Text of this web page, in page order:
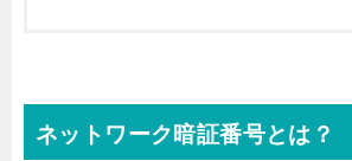
ネットワーク暗証番号とは？